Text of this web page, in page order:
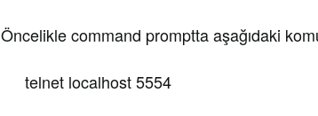
Öncelikle command promptta aşağıdaki
telnet localhost 5554